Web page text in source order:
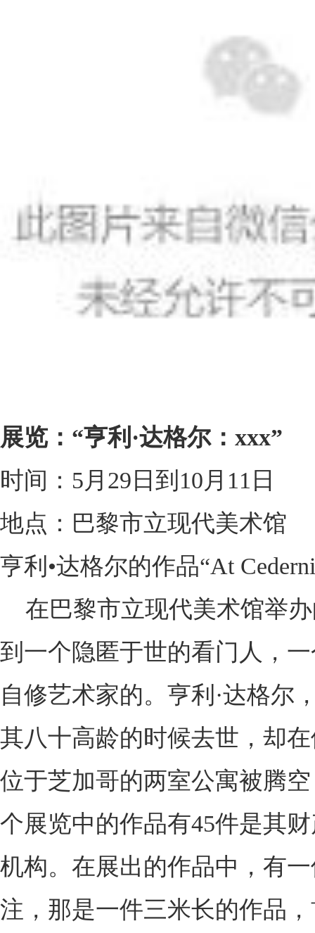
展览：“亨利·达格尔：xxx”
时间：5月29日到10月11日
地点：巴黎市立现代美术馆
亨利•达格尔的作品“At
在巴黎市立现代美术馆举办
到一个隐匿于世的看门人，
自修艺术家的。亨利·达格尔
其八十高龄的时候去世，却
位于芝加哥的两室公寓被腾
个展览中的作品有45件是其
机构。在展出的作品中，有一
注，那是一件三米长的作品